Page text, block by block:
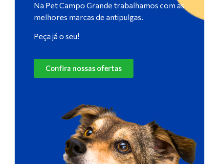
Na Pet Campo Grande trabalhamos com as
melhores marcas de antipulgas.
Peça já o seu!
Confira nossas ofertas